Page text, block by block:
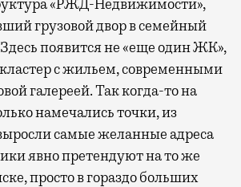
«РЖД-Недвижимости»,
грузовой двор в семейный
появится не «еще один ЖК»,
с жильем, современными
галереей. Так когда-то на
намечались точки, из
самые желанные адреса
явно претендуют на то же
просто в гораздо больших